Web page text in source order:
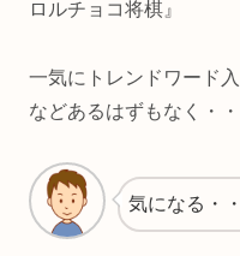
ロルチョコ将棋』
一気にトレンドワード
などあるはずもなく・・
気になる・